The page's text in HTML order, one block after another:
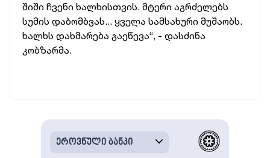
შიში ჩვენი ხალხისთვის. მტერი აგრძელებს
სუმის დაბომბვას... ყველა სამსახური მუშაობს.
ხალხს დახმარება გაეწევა“, - დასძინა
კობზარმა.